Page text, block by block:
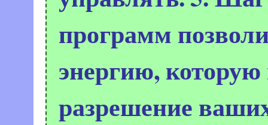
программ
энергию,
разрешение